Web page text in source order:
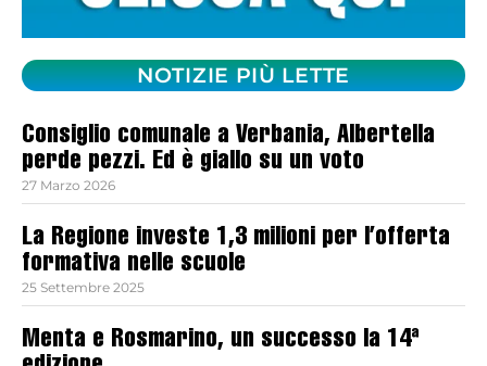
NOTIZIE PIÙ LETTE
Consiglio comunale a Verbania, Albertella
perde pezzi. Ed è giallo su un voto
27 Marzo 2026
La Regione investe 1,3 milioni per l’offerta
formativa nelle scuole
25 Settembre 2025
Menta e Rosmarino, un successo la 14ª